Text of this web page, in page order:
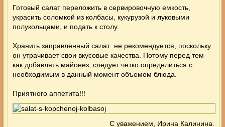
Готовый салат переложить в сервировочную емкость,
украсить соломкой из колбасы, кукурузой и луковыми
полукольцами, и подать к столу.
Хранить заправленный салат не рекомендуется, поскольку
он утрачивает свои вкусовые качества. Потому перед тем
как добавлять майонез, следует четко определиться с
необходимым в данный момент объемом блюда.
Приятного аппетита!!!
С уважением, Ирина Калинина.